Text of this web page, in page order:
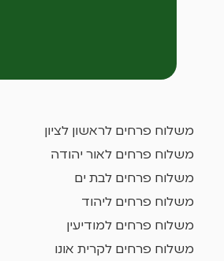
משלוח פרחים לראשון לציון
משלוח פרחים לאור יהודה
משלוח פרחים לבת ים
משלוח פרחים ליהוד
משלוח פרחים למודיעין
משלוח פרחים לקרית אונו